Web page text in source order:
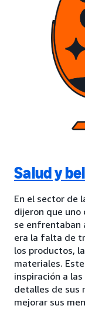
Salud y
En el sector de
dijeron que uno
se enfrentaban
era la falta de
los productos,
materiales.
inspiración a
detalles de sus
mejorar sus